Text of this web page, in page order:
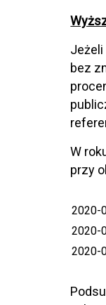
bez
W
przy
2020-
2020-
2020-